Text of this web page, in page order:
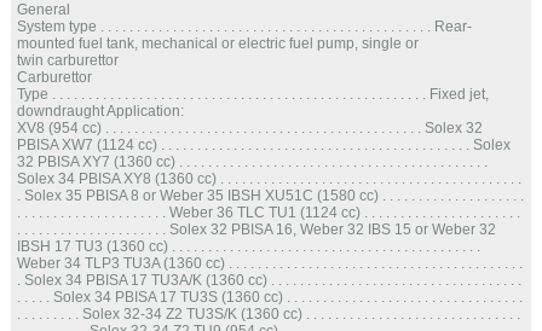
General
System type . . . . . . . . . . . . . . . . . . . . . . . . . . . . . . . . . . . . . . . . . . . . . . Rear-
mounted fuel tank, mechanical or electric fuel pump, single or
twin carburettor
Carburettor
Type . . . . . . . . . . . . . . . . . . . . . . . . . . . . . . . . . . . . . . . . . . . . . . . . . . . . Fixed jet,
downdraught Application:
XV8 (954 cc) . . . . . . . . . . . . . . . . . . . . . . . . . . . . . . . . . . . . . . . . . . . . Solex 32
PBISA XW7 (1124 cc) . . . . . . . . . . . . . . . . . . . . . . . . . . . . . . . . . . . . . . . . . . . Solex
32 PBISA XY7 (1360 cc) . . . . . . . . . . . . . . . . . . . . . . . . . . . . . . . . . . . . . . . . . . .
Solex 34 PBISA XY8 (1360 cc) . . . . . . . . . . . . . . . . . . . . . . . . . . . . . . . . . . . . . . . . . .
. Solex 35 PBISA 8 or Weber 35 IBSH XU51C (1580 cc) . . . . . . . . . . . . . . . . . . . .
. . . . . . . . . . . . . . . . . . . . . Weber 36 TLC TU1 (1124 cc) . . . . . . . . . . . . . . . . . . . . . .
. . . . . . . . . . . . . . . . . . . . . Solex 32 PBISA 16, Weber 32 IBS 15 or Weber 32
IBSH 17 TU3 (1360 cc) . . . . . . . . . . . . . . . . . . . . . . . . . . . . . . . . . . . . . . . . . . .
Weber 34 TLP3 TU3A (1360 cc) . . . . . . . . . . . . . . . . . . . . . . . . . . . . . . . . . . . . . . . . .
. Solex 34 PBISA 17 TU3A/K (1360 cc) . . . . . . . . . . . . . . . . . . . . . . . . . . . . . . . . . . .
. . . . . Solex 34 PBISA 17 TU3S (1360 cc) . . . . . . . . . . . . . . . . . . . . . . . . . . . . . . . . .
. . . . . . . . . Solex 32-34 Z2 TU3S/K (1360 cc) . . . . . . . . . . . . . . . . . . . . . . . . . . . . . .